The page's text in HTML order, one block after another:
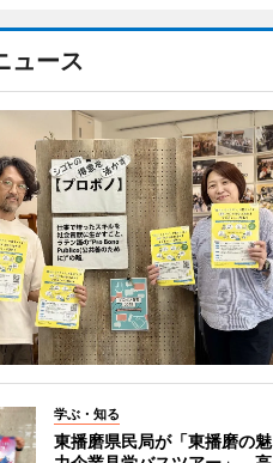
ュース
学ぶ・知る
東播磨県民局が「東播磨の魅